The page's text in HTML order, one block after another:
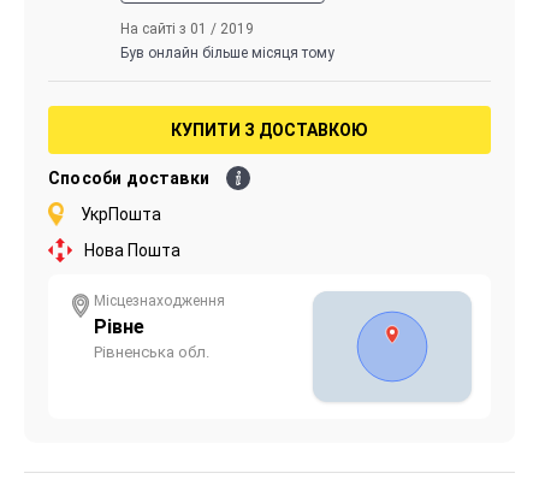
На сайті з 01 / 2019
Був онлайн більше місяця тому
КУПИТИ З ДОСТАВКОЮ
Способи доставки
УкрПошта
Нова Пошта
Місцезнаходження
Рівне
Рівненська обл.